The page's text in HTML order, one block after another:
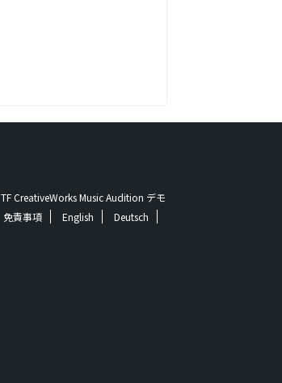
TF CreativeWorks Music Audition デモ
免責事項 English
Deutsch